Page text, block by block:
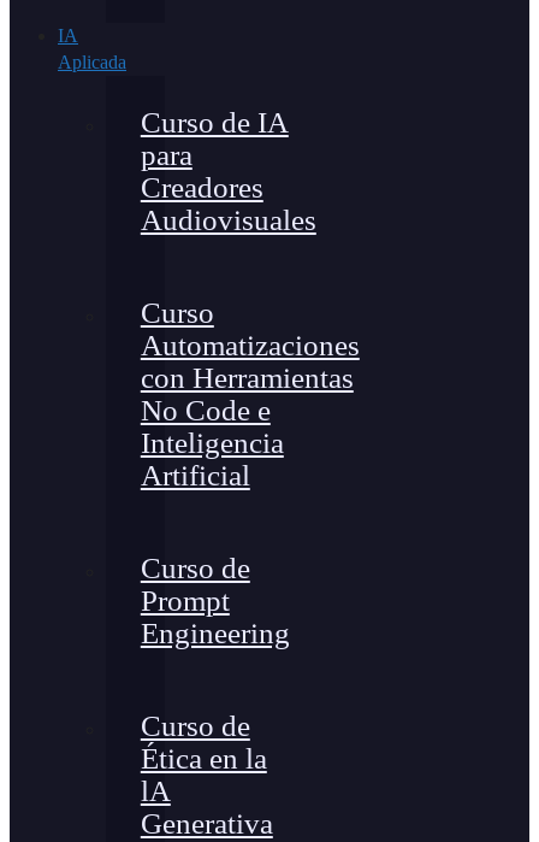
IA
Aplicada
Curso de IA
para
Creadores
Audiovisuales
Curso
Automatizaciones
con Herramientas
No Code e
Inteligencia
Artificial
Curso de
Prompt
Engineering
Curso de
Ética en la
lA
Generativa